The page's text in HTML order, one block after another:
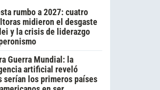
rumbo a 2027: cuatro
midieron el desgaste
y la crisis de liderazgo
Guerra Mundial: la
artificial reveló
serían los primeros países